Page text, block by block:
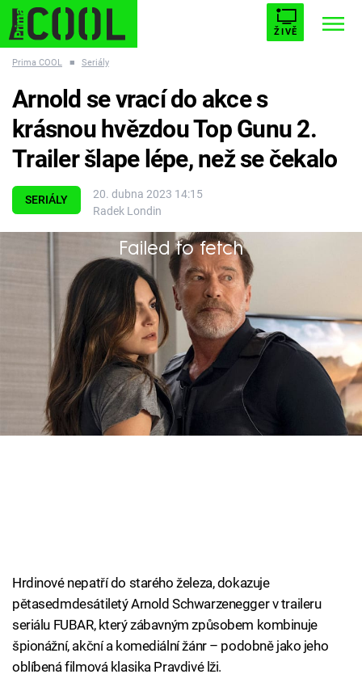
ŽIVĚ
ESCAPE PLNEJ KOTEL AVENGERS 5
Témata
Seriály
Cool Esport
Pořady
Sledujte nás
Prima COOL ■ Seriály
SERIÁLY
20. dubna 2023 14:15
Radek Londin
Arnold se vrací do akce s
krásnou hvězdou Top Gunu 2.
Trailer šlape lépe, než se čekalo
Failed to fetch
Arnold Schwarzenegger a Monica Barbaro jsou
hlavními hvězdami akčně komediálního seriálu.
Hrdinové nepatří do starého železa, dokazuje
pětasedmdesátiletý Arnold Schwarzenegger v traileru
seriálu FUBAR, který zábavným způsobem kombinuje
špionážní, akční a komediální žánr – podobně jako jeho
oblíbená filmová klasika Pravdivé lži.